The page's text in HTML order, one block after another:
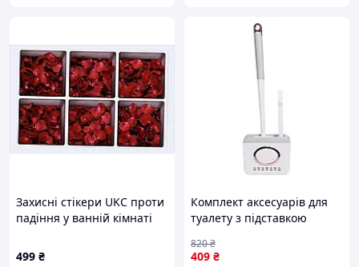
Захисні стікери UKC проти
падіння у ванній кімнаті
499 ₴
Комплект аксесуарів для
туалету з підставкою
35015-48G
409 ₴
820₴